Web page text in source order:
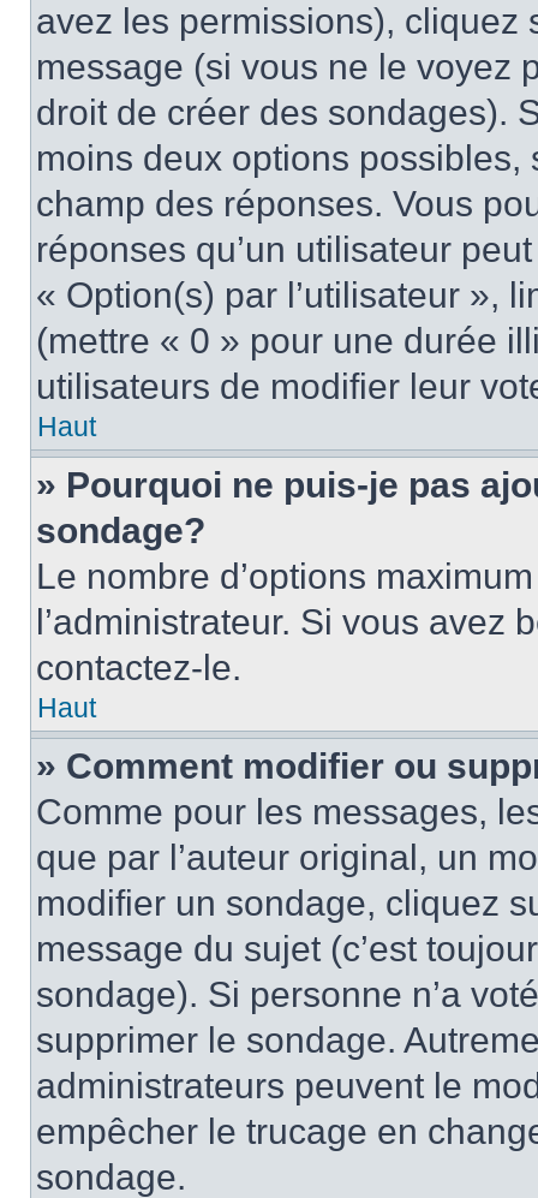
avez les permissions), cliquez
message (si vous ne le voyez
droit de créer des sondages).
moins deux options
champ des réponses. Vous
réponses qu’un utilisateur
« Option(s) par l’utilisateur »,
(mettre « 0 » pour une durée
utilisateurs de modifier leur
Haut
» Pourquoi ne puis-je pas
sondage?
Le nombre d’options
l’administrateur. Si vous avez
contactez-le.
Haut
» Comment modifier ou
Comme pour les messages,
que par l’auteur original, un
modifier un sondage, cliquez
message du sujet (c’est
sondage). Si personne n’a
supprimer le sondage.
administrateurs peuvent le
empêcher le trucage en
sondage.